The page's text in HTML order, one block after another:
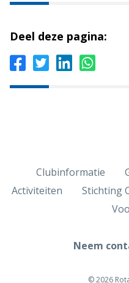
Deel deze pagina:
Clubinformatie
Activiteiten
Stichting
Neem
© 2026